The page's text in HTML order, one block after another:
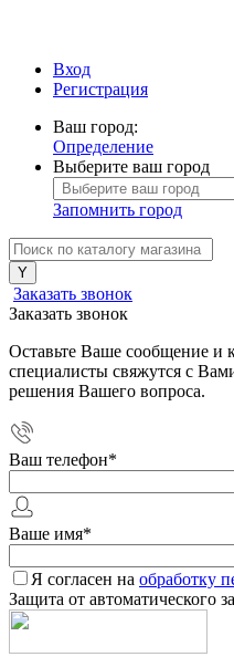
Вход
Регистрация
Ваш город:
Определение
Выберите ваш город
Запомнить город
Заказать звонок
Заказать звонок
Оставьте Ваше сообщение и
специалисты свяжутся с
решения Вашего вопроса.
Ваш телефон*
Ваше имя*
Я согласен на обработку
Защита от автоматического